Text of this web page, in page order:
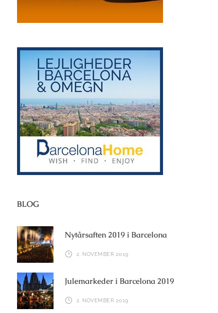
BLOG
Nytårsaften 2019 i Barcelona
2. NOVEMBER 2019
Julemarkeder i Barcelona 2019
2. NOVEMBER 2019